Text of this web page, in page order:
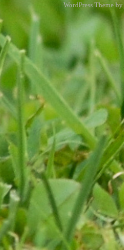
WordPress Theme by